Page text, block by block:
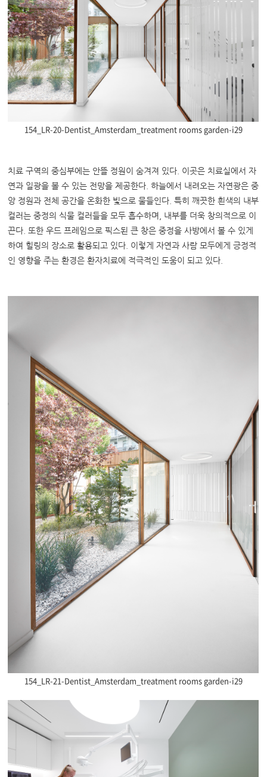
154_LR-20-Dentist_Amsterdam_treatment rooms garden-i29
치료 구역의 중심부에는 안뜰 정원이 숨겨져 있다. 이곳은 치료실에서 자
연과 일광을 볼 수 있는 전망을 제공한다. 하늘에서 내려오는 자연광은 중
앙 정원과 전체 공간을 온화한 빛으로 물들인다. 특히 깨끗한 흰색의 내부
컬러는 중정의 식물 컬러들을 모두 흡수하며, 내부를 더욱 창의적으로 이
끈다. 또한 우드 프레임으로 픽스된 큰 창은 중정을 사방에서 볼 수 있게
하여 힐링의 장소로 활용되고 있다. 이렇게 자연과 사람 모두에게 긍정적
인 영향을 주는 환경은 환자치료에 적극적인 도움이 되고 있다.
154_LR-21-Dentist_Amsterdam_treatment rooms garden-i29